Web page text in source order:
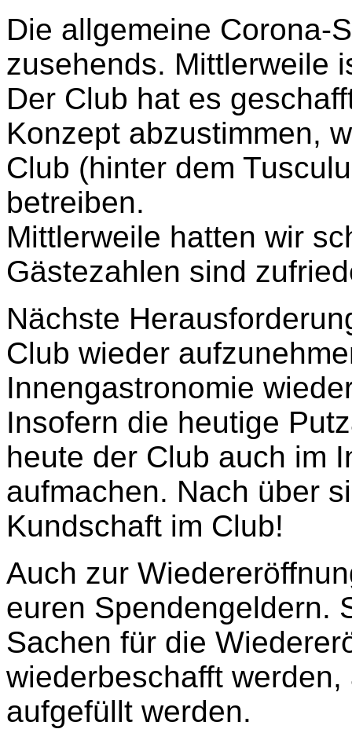
Die allgemeine Corona-
zusehends. Mittlerweile
Der Club hat es
Konzept abzustimmen,
Club (hinter dem
betreiben.
Mittlerweile hatten wir
Gästezahlen sind
Nächste
Club wieder
Innengastronomie
Insofern die heutige
heute der Club auch im
aufmachen. Nach über
Kundschaft im Club!
Auch zur
euren Spendengeldern.
Sachen für die
wiederbeschafft
aufgefüllt werden.